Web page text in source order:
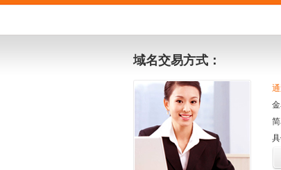
域名交易方式：